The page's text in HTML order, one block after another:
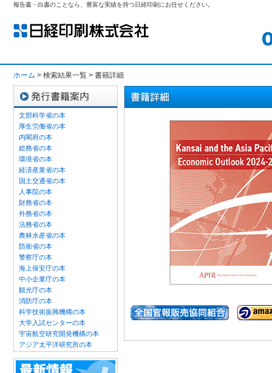
報告書・白書のことなら、豊富な実績を持つ日経印刷にお任せください。
ホーム > 検索結果一覧 > 書籍詳細
文部科学省の本
厚生労働省の本
内閣府の本
総務省の本
環境省の本
経済産業省の本
国土交通省の本
人事院の本
財務省の本
外務省の本
法務省の本
農林水産省の本
防衛省の本
警察庁の本
海上保安庁の本
中小企業庁の本
観光庁の本
消防庁の本
科学技術振興機構の本
大学入試センターの本
宇宙航空研究開発機構の本
アジア太平洋研究所の本